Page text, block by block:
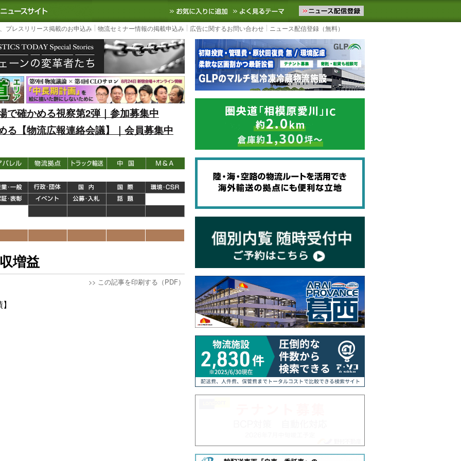
｜国内最大の物流ニュースサイト3PL, SCMなど国内外の最新の物流ニュースをお届けします。物流ニュースメール配信を登録す
お気に入りに追加 よく見るテーマ
プレスリリース掲載のお申込み 物流セミナー情報の掲載申込み 広告に関するお問い合わせ ニュース配信登録（無料）
で確かめる視察第2弾｜参加募集中
る【物流広報連絡会議】｜会員募集中
増益
>> この記事を印刷する（PDF）